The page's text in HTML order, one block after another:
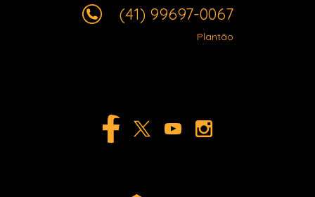
(41) 99697-0067
Plantão